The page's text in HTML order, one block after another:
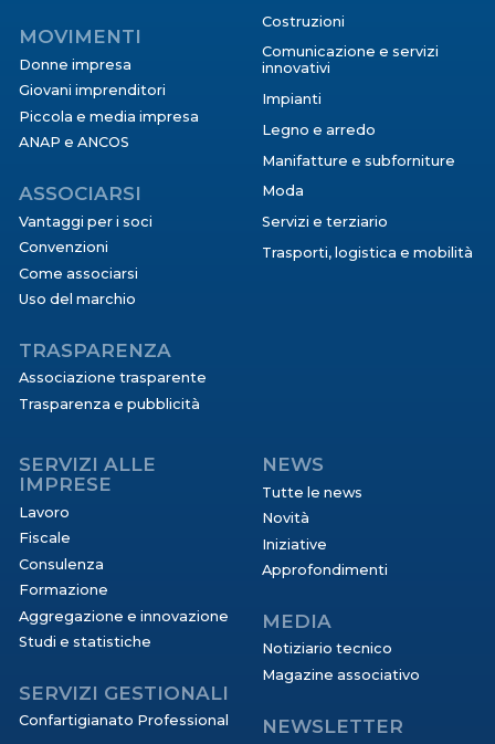
MOVIMENTI
Donne impresa
Giovani imprenditori
Piccola e media impresa
ANAP e ANCOS
ASSOCIARSI
Vantaggi per i soci
Convenzioni
Come associarsi
Uso del marchio
TRASPARENZA
Associazione trasparente
Trasparenza e pubblicità
Costruzioni
Comunicazione e servizi
innovativi
Impianti
Legno e arredo
Manifatture e subforniture
Moda
Servizi e terziario
Trasporti, logistica e mobilità
SERVIZI ALLE
IMPRESE
Lavoro
Fiscale
Consulenza
Formazione
Aggregazione e innovazione
Studi e statistiche
SERVIZI GESTIONALI
Confartigianato Professional
NEWS
Tutte le news
Novità
Iniziative
Approfondimenti
MEDIA
Notiziario tecnico
Magazine associativo
NEWSLETTER